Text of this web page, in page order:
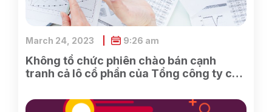
Không tổ chức phiên chào bán cạnh
tranh cả lô cổ phần của Tổng công ty cổ
SCIC sở hữu
March 24, 2023 9:26 am